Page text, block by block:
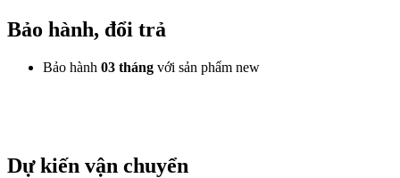
Bảo hành, đổi trả
Bảo hành 03 tháng với sản phẩm new
Dự kiến vận chuyển